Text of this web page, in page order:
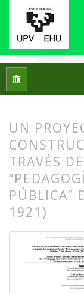
Inicio
UN
TRAVÉS
PÚBLICA”
1921)